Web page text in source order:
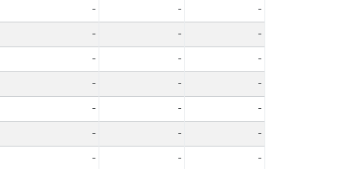
- -
-
- -
-
- -
-
- -
-
- -
-
- -
-
- -
-